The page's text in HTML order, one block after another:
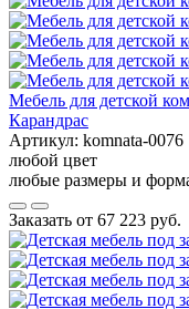
Мебель для детской
Карандрас
Артикул: komnata-0076
любой цвет
любые размеры и
Заказать от 67 223 руб.